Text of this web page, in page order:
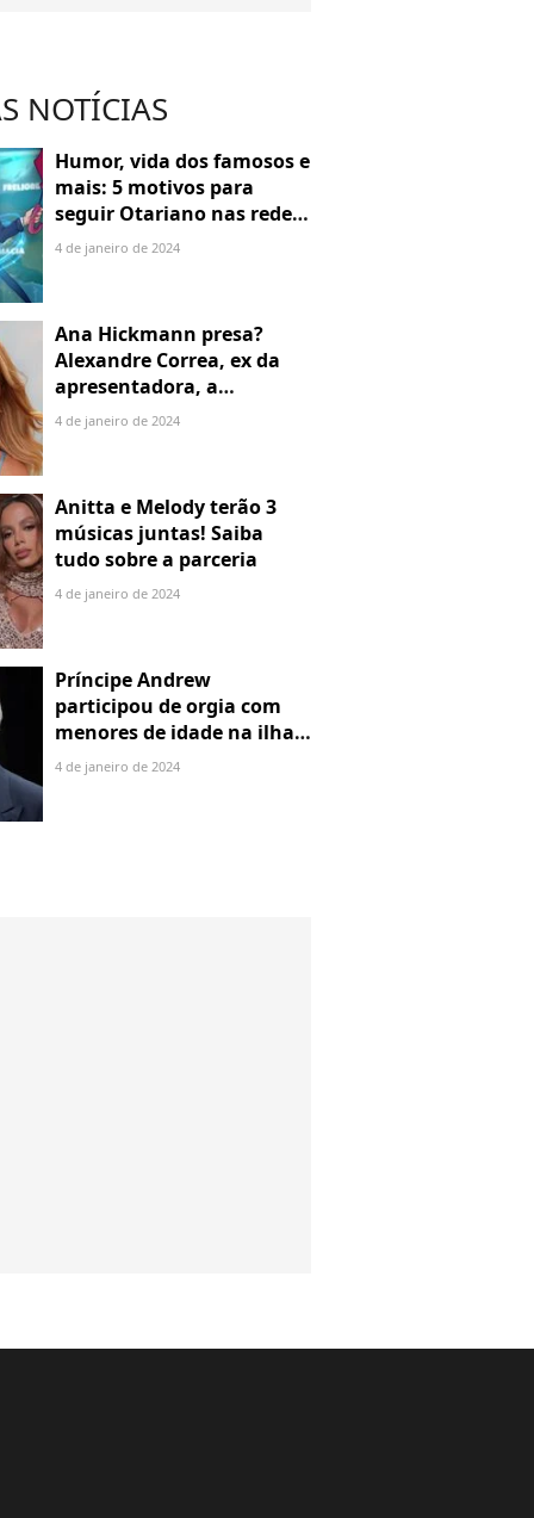
NOTÍCIAS
Humor, vida dos famosos e
mais: 5 motivos para
seguir Otariano nas redes
sociais
4 de janeiro de 2024
Ana Hickmann presa?
Alexandre Correa, ex da
apresentadora, a
denuncia por alienação
4 de janeiro de 2024
Anitta e Melody terão 3
músicas juntas! Saiba
tudo sobre a parceria
4 de janeiro de 2024
Príncipe Andrew
participou de orgia com
menores de idade na ilha
de Jeffrey Epstein, chefe de
4 de janeiro de 2024